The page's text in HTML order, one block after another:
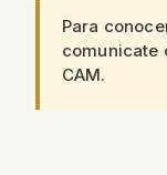
Para
comunicate
CAM.